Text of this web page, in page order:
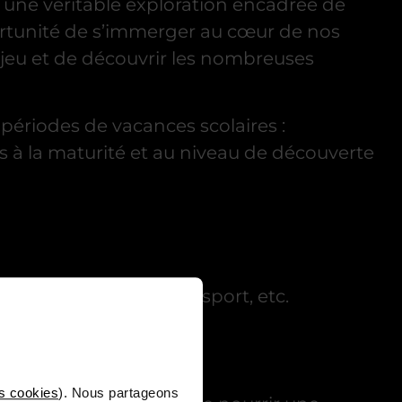
cookies). Nous partageons
véritable exploration encadrée de
de s’immerger au cœur de nos
et de découvrir les nombreuses
de vacances scolaires :
à la maturité et au niveau de découverte
création, arènes esport, etc.
etc.